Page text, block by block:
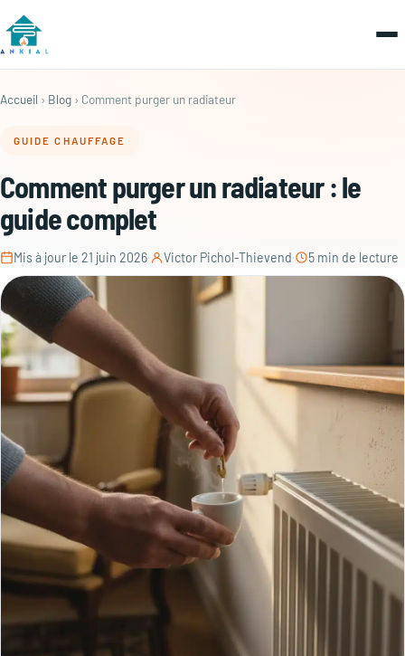
Accueil › Blog › Comment purger un radiateur
GUIDE CHAUFFAGE
Comment purger un radiateur : le
guide complet
Mis à jour le 21 juin 2026· Victor Pichol-Thievend· 5 min de lecture